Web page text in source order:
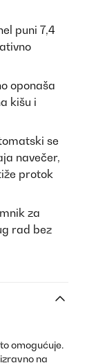
puni 7,4
oponaša
kišu i
se
navečer,
protok
za
rad bez
omogućuje.
na